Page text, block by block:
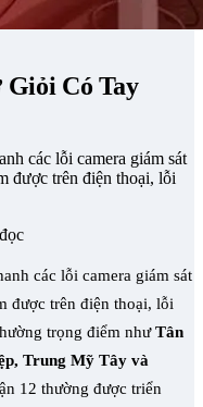
Giỏi Có Tay
các lỗi camera giám sát
được trên điện thoại, lỗi
các lỗi camera giám sát
được trên điện thoại, lỗi
trọng điểm nhưTân
Trung Mỹ Tây và
12 thường được triển